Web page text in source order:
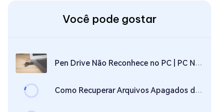
Você pode gostar
Pen Drive Não Reconhece no PC | PC Não Reconhece Pen Drive | 4 Métodos
Como Recuperar Arquivos Apagados do Pen Drive? Venha Aqui!